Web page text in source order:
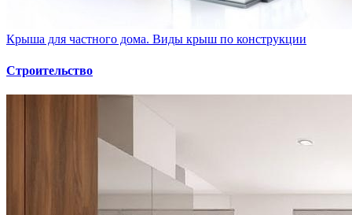
Крыша для частного дома. Виды крыш по конструкции
Строительство